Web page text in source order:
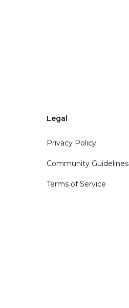
Legal
Privacy Policy
Community Guidelines
Terms of Service